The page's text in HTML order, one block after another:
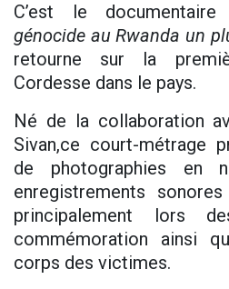
C’est le documentaire
génocide au Rwanda un
retourne sur la
Cordesse dans le pays.
Né de la collaboration
Sivan,ce court-métrage
de photographies en
enregistrements
principalement lors
commémoration ainsi
corps des victimes.